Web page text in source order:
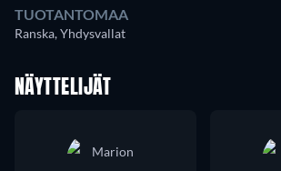
TUOTANTOMAA
Ranska, Yhdysvallat
NÄYTTELIJÄT